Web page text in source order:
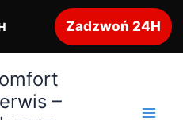
Zadzwoń 24H
–